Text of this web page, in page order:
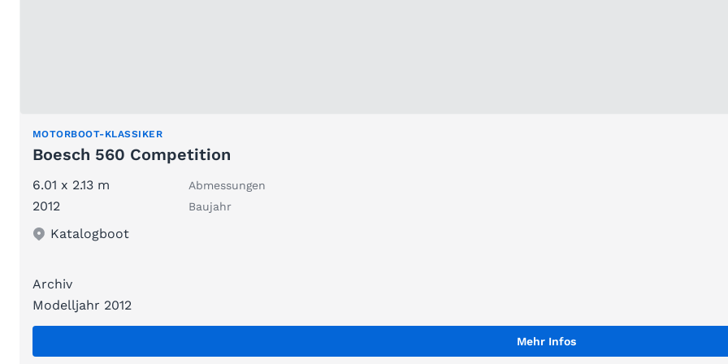
MOTORBOOT-KLASSIKER
Boesch 560 Competition
6.01 x 2.13 m Abmessungen
2012 Baujahr
Katalogboot
Archiv
Modelljahr 2012
Mehr Infos